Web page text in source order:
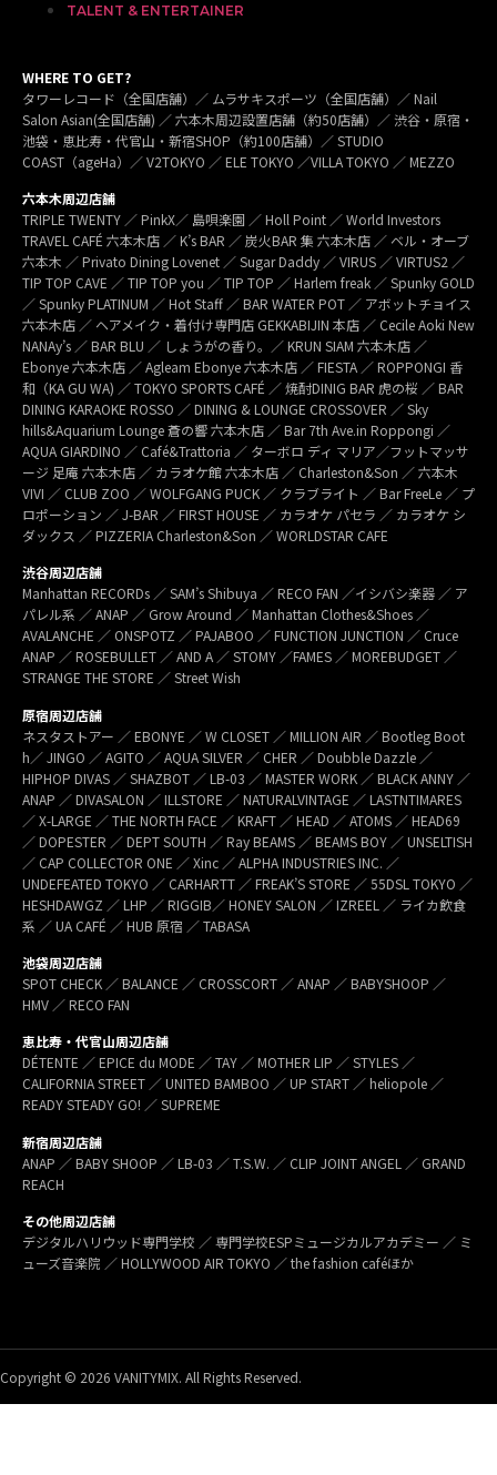
TALENT & ENTERTAINER
WHERE TO GET?
タワーレコード（全国店舗）／ ムラサキスポーツ（全国店舗）／ Nail
Salon Asian(全国店舗) ／ 六本木周辺設置店舗（約50店舗）／ 渋谷・原宿・
池袋・恵比寿・代官山・新宿SHOP（約100店舗）／ STUDIO
COAST（ageHa）／ V2TOKYO ／ ELE TOKYO ／VILLA TOKYO ／ MEZZO
六本木周辺店舗
TRIPLE TWENTY ／ PinkX／ 島唄楽園 ／ Holl Point ／ World Investors
TRAVEL CAFÉ 六本木店 ／ K’s BAR ／ 炭火BAR 集 六本木店 ／ ベル・オーブ
六本木 ／ Privato Dining Lovenet ／ Sugar Daddy ／ VIRUS ／ VIRTUS2 ／
TIP TOP CAVE ／ TIP TOP you ／ TIP TOP ／ Harlem freak ／ Spunky GOLD
／ Spunky PLATINUM ／ Hot Staff ／ BAR WATER POT ／ アボットチョイス
六本木店 ／ ヘアメイク・着付け専門店 GEKKABIJIN 本店 ／ Cecile Aoki New
NANAy’s ／ BAR BLU ／ しょうがの香り。／ KRUN SIAM 六本木店 ／
Ebonye 六本木店 ／ Agleam Ebonye 六本木店 ／ FIESTA ／ ROPPONGI 香
和（KA GU WA) ／ TOKYO SPORTS CAFÉ ／ 焼酎DINIG BAR 虎の桜 ／ BAR
DINING KARAOKE ROSSO ／ DINING & LOUNGE CROSSOVER ／ Sky
hills&Aquarium Lounge 蒼の響 六本木店 ／ Bar 7th Ave.in Roppongi ／
AQUA GIARDINO ／ Café&Trattoria ／ ターボロ ディ マリア／フットマッサ
ージ 足庵 六本木店 ／ カラオケ館 六本木店 ／ Charleston&Son ／ 六本木
VIVI ／ CLUB ZOO ／ WOLFGANG PUCK ／ クラブライト ／ Bar FreeLe ／ プ
ロポーション ／ J-BAR ／ FIRST HOUSE ／ カラオケ パセラ ／ カラオケ シ
ダックス ／ PIZZERIA Charleston&Son ／ WORLDSTAR CAFE
渋谷周辺店舗
Manhattan RECORDs ／ SAM’s Shibuya ／ RECO FAN ／イシバシ楽器 ／ ア
パレル系 ／ ANAP ／ Grow Around ／ Manhattan Clothes&Shoes ／
AVALANCHE ／ ONSPOTZ ／ PAJABOO ／ FUNCTION JUNCTION ／ Cruce
ANAP ／ ROSEBULLET ／ AND A ／ STOMY ／FAMES ／ MOREBUDGET ／
STRANGE THE STORE ／ Street Wish
原宿周辺店舗
ネスタストアー ／ EBONYE ／ W CLOSET ／ MILLION AIR ／ Bootleg Boot
h／ JINGO ／ AGITO ／ AQUA SILVER ／ CHER ／ Doubble Dazzle ／
HIPHOP DIVAS ／ SHAZBOT ／ LB-03 ／ MASTER WORK ／ BLACK ANNY ／
ANAP ／ DIVASALON ／ ILLSTORE ／ NATURALVINTAGE ／ LASTNTIMARES
／ X-LARGE ／ THE NORTH FACE ／ KRAFT ／ HEAD ／ ATOMS ／ HEAD69
／ DOPESTER ／ DEPT SOUTH ／ Ray BEAMS ／ BEAMS BOY ／ UNSELTISH
／ CAP COLLECTOR ONE ／ Xinc ／ ALPHA INDUSTRIES INC. ／
UNDEFEATED TOKYO ／ CARHARTT ／ FREAK’S STORE ／ 55DSL TOKYO ／
HESHDAWGZ ／ LHP ／ RIGGIB／ HONEY SALON ／ IZREEL ／ ライカ飲食
系 ／ UA CAFÉ ／ HUB 原宿 ／ TABASA
池袋周辺店舗
SPOT CHECK ／ BALANCE ／ CROSSCORT ／ ANAP ／ BABYSHOOP ／
HMV ／ RECO FAN
恵比寿・代官山周辺店舗
DÉTENTE ／ EPICE du MODE ／ TAY ／ MOTHER LIP ／ STYLES ／
CALIFORNIA STREET ／ UNITED BAMBOO ／ UP START ／ heliopole ／
READY STEADY GO! ／ SUPREME
新宿周辺店舗
ANAP ／ BABY SHOOP ／ LB-03 ／ T.S.W. ／ CLIP JOINT ANGEL ／ GRAND
REACH
その他周辺店舗
デジタルハリウッド専門学校 ／ 専門学校ESPミュージカルアカデミー ／ ミ
ューズ音楽院 ／ HOLLYWOOD AIR TOKYO ／ the fashion caféほか
Copyright © 2026 VANITYMIX. All Rights Reserved.